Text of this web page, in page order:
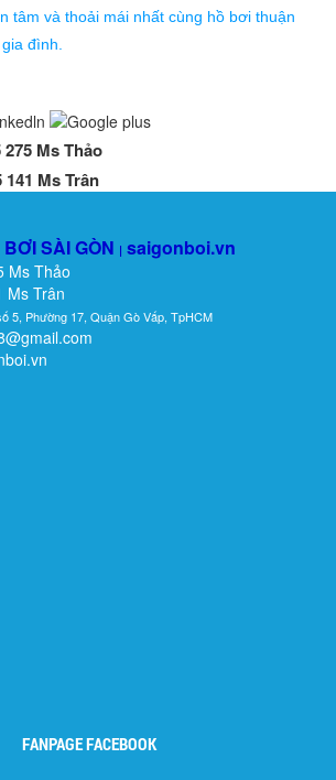
tâm và thoải mái nhất cùng hồ bơi thuận
đình.
275 Ms Thảo
141 Ms Trân
SÀI GÒN | saigonboi.vn
Ms Thảo
Trân
5, Phường 17, Quận Gò Vấp, TpHCM
FANPAGE FACEBOOK